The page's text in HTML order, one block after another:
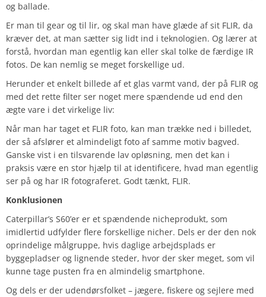
og ballade.
Er man til gear og til lir, og skal man have glæde af sit FLIR, da
kræver det, at man sætter sig lidt ind i teknologien. Og lærer at
forstå, hvordan man egentlig kan eller skal tolke de færdige IR
fotos. De kan nemlig se meget forskellige ud.
Herunder et enkelt billede af et glas varmt vand, der på FLIR og
med det rette filter ser noget mere spændende ud end den
ægte vare i det virkelige liv:
Når man har taget et FLIR foto, kan man trække ned i billedet,
der så afslører et almindeligt foto af samme motiv bagved.
Ganske vist i en tilsvarende lav opløsning, men det kan i
praksis være en stor hjælp til at identificere, hvad man egentlig
ser på og har IR fotograferet. Godt tænkt, FLIR.
Konklusionen
Caterpillar’s S60’er er et spændende nicheprodukt, som
imidlertid udfylder flere forskellige nicher. Dels er der den nok
oprindelige målgruppe, hvis daglige arbejdsplads er
byggepladser og lignende steder, hvor der sker meget, som vil
kunne tage pusten fra en almindelig smartphone.
Og dels er der udendørsfolket – jægere, fiskere og sejlere med